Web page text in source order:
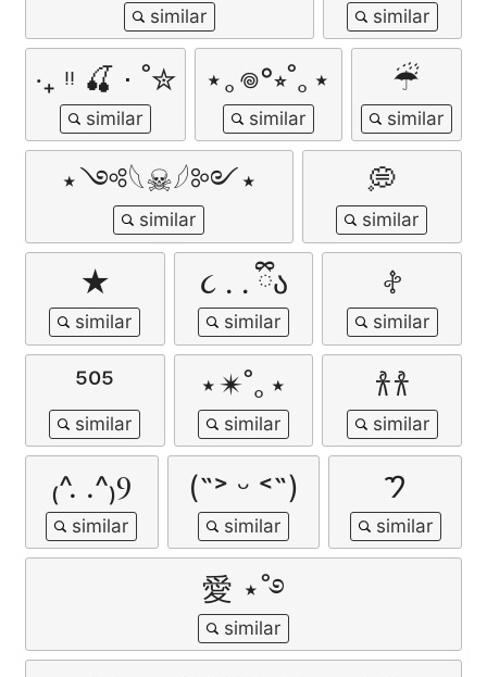
‧₊ ᵎᵎ 🍒 ⋅ ˚✮ ⋆｡𖦹°⭒˚｡⋆ ☔︎︎
⋆༺𓆩☠︎︎𓆪༻⋆ 💭
★ ૮ ․ ․ ྀིა 𖤝
⁵⁰⁵ ⋆✴︎˚｡⋆ 𐀪𐀪
₍^. .^₎Ⳋ (˶˃ ᵕ ˂˶) 𑁤
愛 ⋆˚࿔